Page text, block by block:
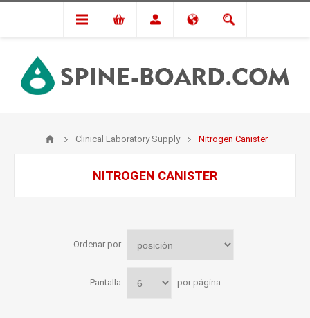
Clinical Laboratory Supply Nitrogen Canister
NITROGEN CANISTER
Ordenar por
Pantalla por página